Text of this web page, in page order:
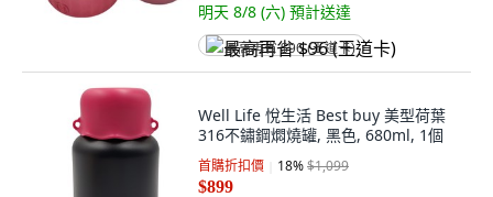
明天 8/8 (六) 預計送達
最高再省 $96 (王道卡)
Well Life 悅生活 Best buy 美型荷葉
316不鏽鋼燜燒罐, 黑色, 680ml, 1個
首購折扣價 18%$1,099
$899